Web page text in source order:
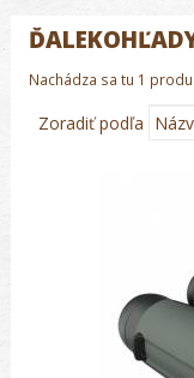
Nachádza sa tu 1
Zoradiť podľa